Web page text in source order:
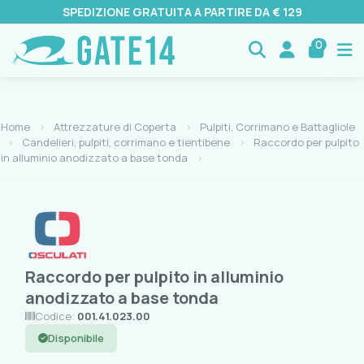
SPEDIZIONE GRATUITA A PARTIRE DA € 129
0
Home Attrezzature di Coperta
Pulpiti, Corrimano e Battagliole
Candelieri, pulpiti, corrimano e tientibene
Raccordo per pulpito
in alluminio anodizzato a base tonda
Raccordo per pulpito in alluminio
anodizzato a base tonda
Codice: 001.41.023.00
Disponibile